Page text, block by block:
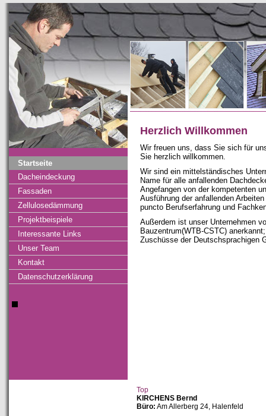
Startseite
Dacheindeckung
Fassaden
Zellulosedämmung
Projektbeispiele
Interessante Links
Unser Team
Kontakt
Datenschutzerklärung
Herzlich Willkommen
Wir freuen uns, dass Sie sich für
Sie herzlich willkommen.
Wir sind ein mittelständisches
Name für alle anfallenden
Angefangen von der kompetenten
Ausführung der anfallenden
puncto Berufserfahrung und
Außerdem ist unser Unternehmen
Bauzentrum(WTB-CSTC)
Zuschüsse der Deutschsprachigen
Top
KIRCHENS Bernd
Büro: Am Allerberg 24, Halenfeld